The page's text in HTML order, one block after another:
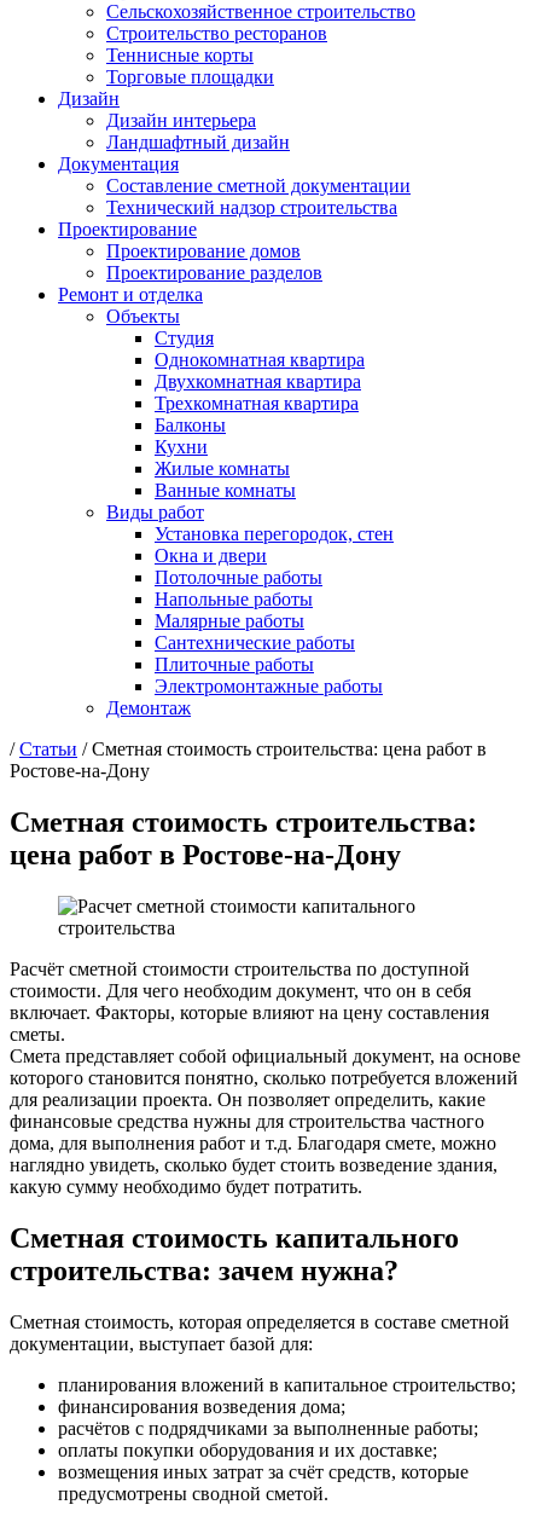
Сельскохозяйственное строительство
Строительство ресторанов
Теннисные корты
Торговые площадки
Дизайн
Дизайн интерьера
Ландшафтный дизайн
Документация
Составление сметной документации
Технический надзор строительства
Проектирование
Проектирование домов
Проектирование разделов
Ремонт и отделка
Объекты
Студия
Однокомнатная квартира
Двухкомнатная квартира
Трехкомнатная квартира
Балконы
Кухни
Жилые комнаты
Ванные комнаты
Виды работ
Установка перегородок, стен
Окна и двери
Потолочные работы
Напольные работы
Малярные работы
Сантехнические работы
Плиточные работы
Электромонтажные работы
Демонтаж
/Статьи /Сметная стоимость строительства: цена работ в
Ростове-на-Дону
Сметная стоимость строительства:
цена работ в Ростове-на-Дону
Расчёт сметной стоимости строительства по доступной
стоимости. Для чего необходим документ, что он в себя
включает. Факторы, которые влияют на цену составления
сметы.
Смета представляет собой официальный документ, на основе
которого становится понятно, сколько потребуется вложений
для реализации проекта. Он позволяет определить, какие
финансовые средства нужны для строительства частного
дома, для выполнения работ и т.д. Благодаря смете, можно
наглядно увидеть, сколько будет стоить возведение здания,
какую сумму необходимо будет потратить.
Сметная стоимость капитального
строительства: зачем нужна?
Сметная стоимость, которая определяется в составе сметной
документации, выступает базой для:
планирования вложений в капитальное строительство;
финансирования возведения дома;
расчётов с подрядчиками за выполненные работы;
оплаты покупки оборудования и их доставке;
возмещения иных затрат за счёт средств, которые
предусмотрены сводной сметой.